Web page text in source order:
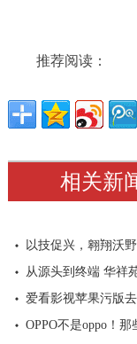
推荐阅读：
相关新
以技促兴，翱翔沃野
从源头到终端 华祥
爱看影视苹果污版
OPPO不是oppo！